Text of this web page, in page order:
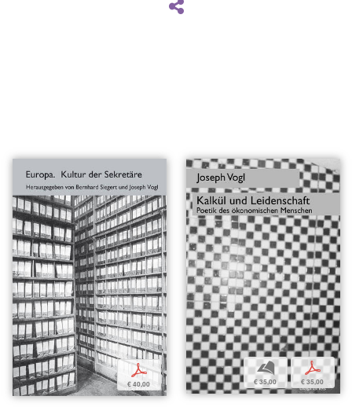
p
€ 40,00
b
€ 35,00
p
€ 35,00